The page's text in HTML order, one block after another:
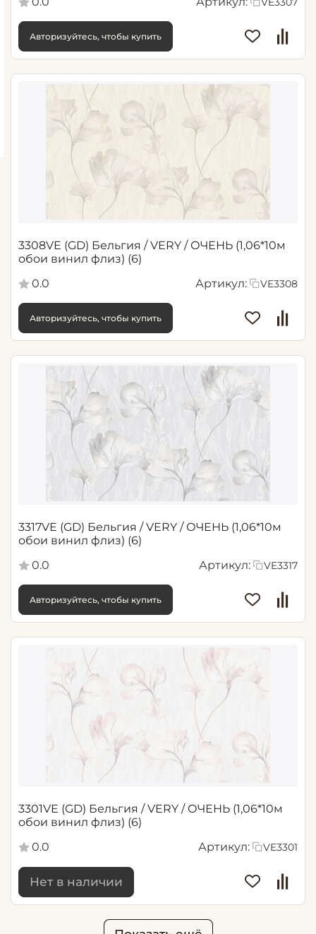
Авторизуйтесь, чтобы купить
3308VE (GD) Бельгия / VERY / ОЧЕНЬ (1,06*10м
обои винил флиз) (6)
0.0
Артикул: VE3308
Авторизуйтесь, чтобы купить
3317VE (GD) Бельгия / VERY / ОЧЕНЬ (1,06*10м
обои винил флиз) (6)
0.0
Артикул: VE3317
Авторизуйтесь, чтобы купить
3301VE (GD) Бельгия / VERY / ОЧЕНЬ (1,06*10м
обои винил флиз) (6)
0.0
Артикул: VE3301
Нет в наличии